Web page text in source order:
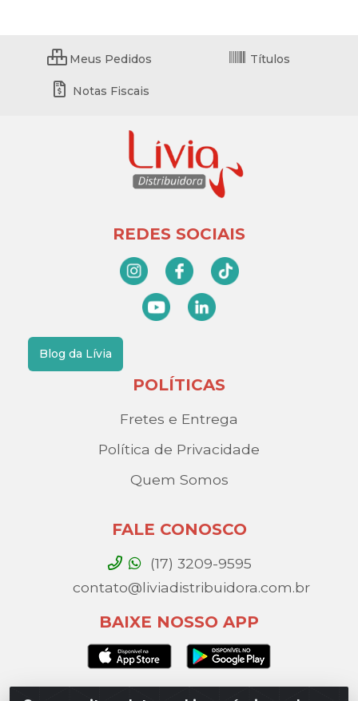
Meus Pedidos Títulos
Notas Fiscais
REDES SOCIAIS
Blog da Lívia
POLÍTICAS
Fretes e Entrega
Política de Privacidade
Quem Somos
FALE CONOSCO
(17) 3209-9595
contato@liviadistribuidora.com.br
BAIXE NOSSO APP